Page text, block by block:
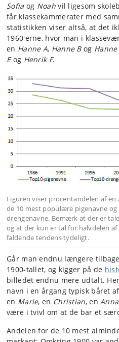
Sofia og Noahvil ligesom
får klassekammerater med
statistikken viser altså, at det
1960'erne, hvor man i
en Hanne A, Hanne Bog Hanne
Eog Henrik F.
Figuren viser procentandelen af
de 10 mest populære pigenavne
drengenavne. Bemærk at der er
og at der kun er tal for halvdelen af
faldende tendens tydeligt.
Går man endnu længere
1900-tallet, og kigger på de
billedet endnu mere udtalt.
navn i en årgang typisk båret
en Marie, en Christian, enAnna
være i tvivl om at de bar et
Andelen for de 10 mest